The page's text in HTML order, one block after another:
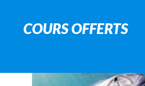
COURS OFFERTS